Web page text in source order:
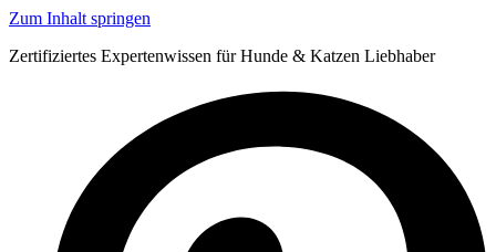
Zum Inhalt springen
Zertifiziertes Expertenwissen für Hunde & Katzen Liebhaber